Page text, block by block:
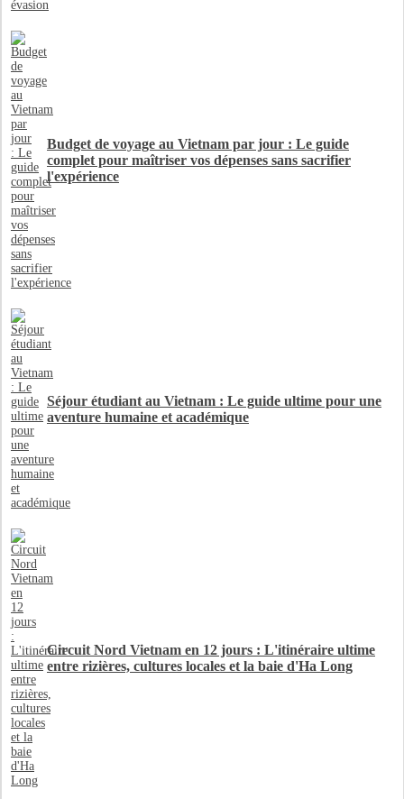
Budget de voyage au Vietnam par jour : Le guide
complet pour maîtriser vos dépenses sans sacrifier
l'expérience
Séjour étudiant au Vietnam : Le guide ultime pour une
aventure humaine et académique
Circuit Nord Vietnam en 12 jours : L'itinéraire ultime
entre rizières, cultures locales et la baie d'Ha Long